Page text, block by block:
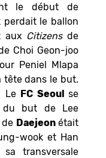
le début de
perdait le ballon
aux Citizensde
Choi Geon-joo
Peniel Mlapa
tête dans le but.
Le FC Seoulse
du but de Lee
Daejeonétait
wook et Han
transversale